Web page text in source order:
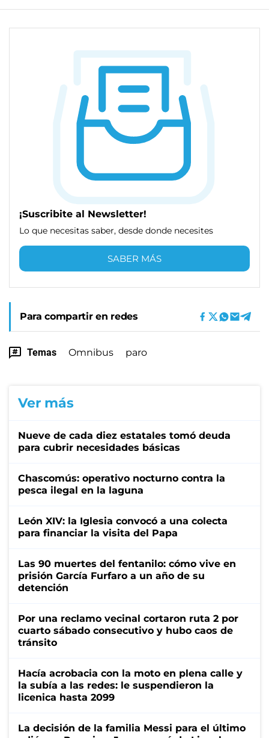
¡Suscribite al Newsletter!
Lo que necesitas saber, desde donde necesites
SABER MÁS
Para compartir en redes
Temas Omnibus paro
Ver más
Nueve de cada diez estatales tomó deuda
para cubrir necesidades básicas
Chascomús: operativo nocturno contra la
pesca ilegal en la laguna
León XIV: la Iglesia convocó a una colecta
para financiar la visita del Papa
Las 90 muertes del fentanilo: cómo vive en
prisión García Furfaro a un año de su
detención
Por una reclamo vecinal cortaron ruta 2 por
cuarto sábado consecutivo y hubo caos de
tránsito
Hacía acrobacia con la moto en plena calle y
la subía a las redes: le suspendieron la
licenica hasta 2099
La decisión de la familia Messi para el último